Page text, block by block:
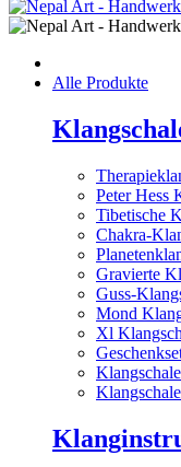
Alle Produkte
Peter Hess
Tibetische
Chakra-
Gravierte
Guss-
Mond
Xl